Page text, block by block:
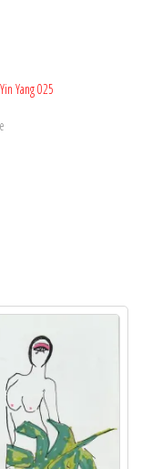
Yang 025